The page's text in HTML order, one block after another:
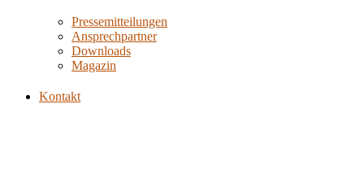
Pressemitteilungen
Ansprechpartner
Downloads
Magazin
Kontakt